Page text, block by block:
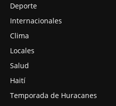
Deporte
Internacionales
Clima
Locales
Salud
Haití
Temporada de Huracanes